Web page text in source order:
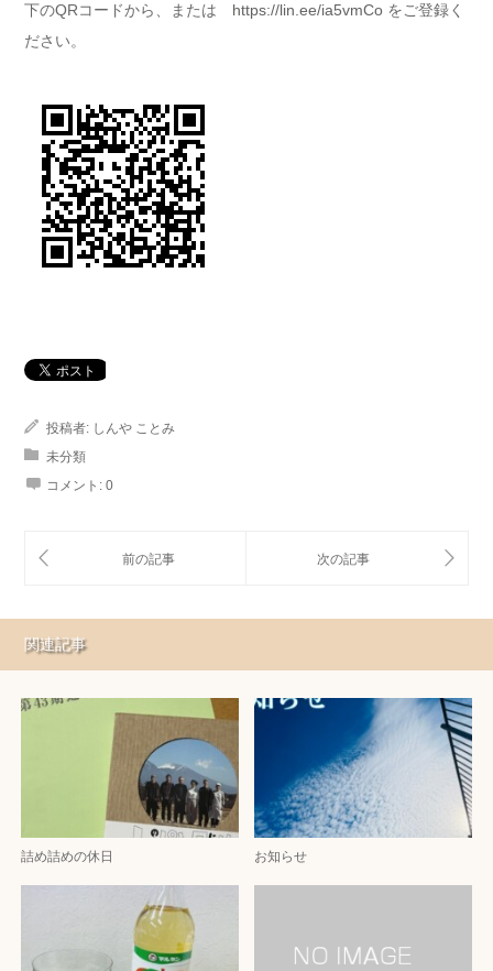
下のQRコードから、または https://lin.ee/ia5vmCo をご登録く
ださい。
投稿者: しんや ことみ
未分類
コメント: 0
関連記事
詰め詰めの休日 お知らせ